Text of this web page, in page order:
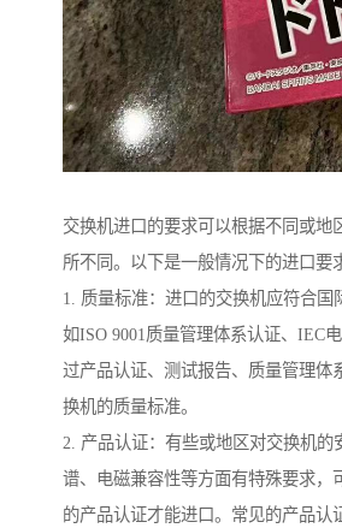
交换机进口的要求可以根据不同或地
所不同。以下是一般情况下的进口要
1. 质量标准：进口的交换机应符合国
如ISO 9001质量管理体系认证、IEC
过产品认证、测试报告、质量管理体
换机的质量标准。
2. 产品认证：有些或地区对交换机的
谱、电磁兼容性等方面有特殊要求，
的产品认证才能进口。常见的产品认